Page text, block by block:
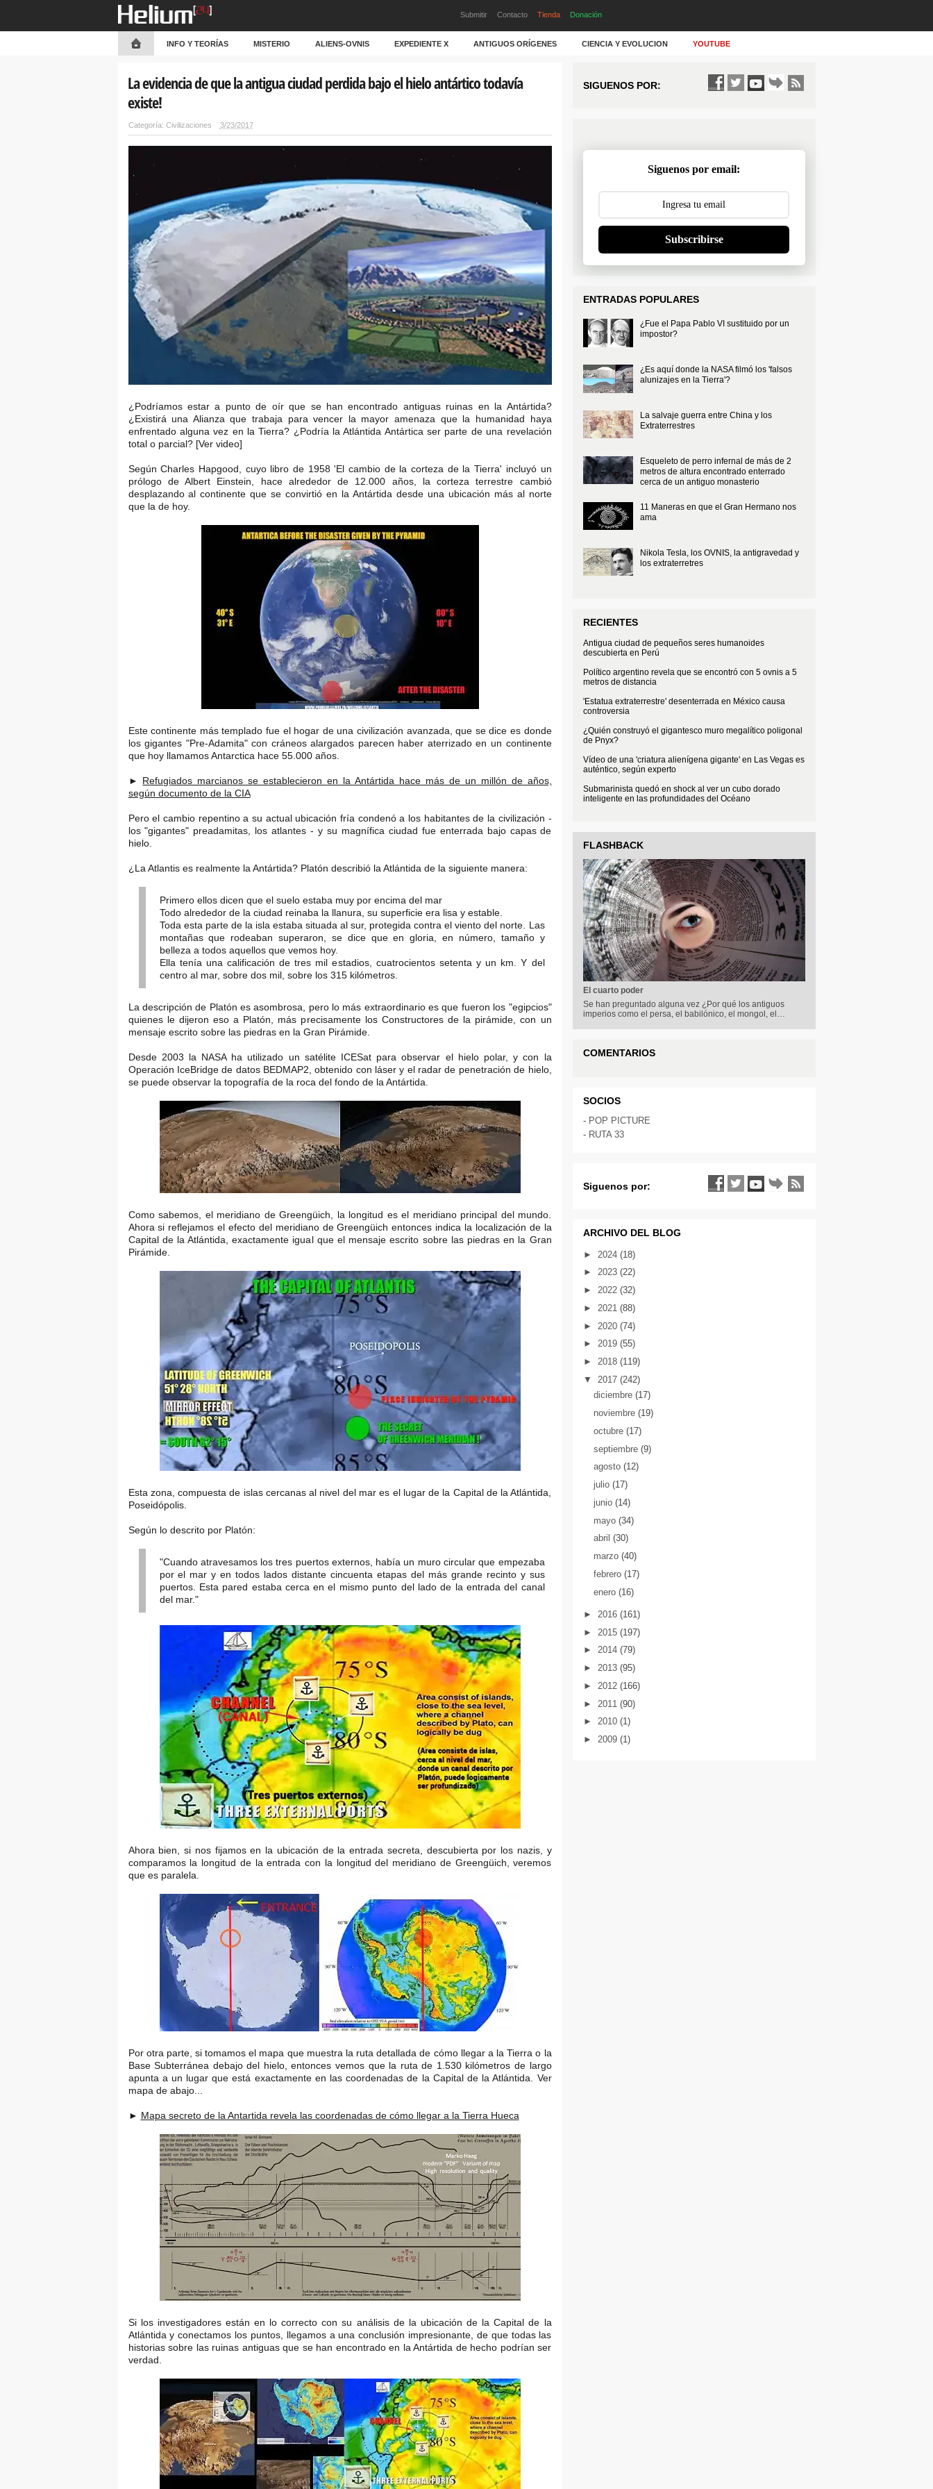
Submitir Contacto Tienda Donación
INFO Y TEORÍAS MISTERIO ALIENS-OVNIS EXPEDIENTE X ANTIGUOS ORÍGENES CIENCIA Y EVOLUCION YOUTUBE
La evidencia de que la antigua ciudad perdida bajo el hielo antártico todavía
existe!
Categoría: Civilizaciones 3/23/2017
¿Podríamos estar a punto de oír que se han encontrado antiguas ruinas en la Antártida?
¿Existirá una Alianza que trabaja para vencer la mayor amenaza que la humanidad haya
enfrentado alguna vez en la Tierra? ¿Podría la Atlántida Antártica ser parte de una revelación
total o parcial? [Ver video]
Según Charles Hapgood, cuyo libro de 1958 'El cambio de la corteza de la Tierra' incluyó un
prólogo de Albert Einstein, hace alrededor de 12.000 años, la corteza terrestre cambió
desplazando al continente que se convirtió en la Antártida desde una ubicación más al norte
que la de hoy.
Este continente más templado fue el hogar de una civilización avanzada, que se dice es donde
los gigantes "Pre-Adamita" con cráneos alargados parecen haber aterrizado en un continente
que hoy llamamos Antarctica hace 55.000 años.
► Refugiados marcianos se establecieron en la Antártida hace más de un millón de años,
según documento de la CIA
Pero el cambio repentino a su actual ubicación fría condenó a los habitantes de la civilización -
los "gigantes" preadamitas, los atlantes - y su magnífica ciudad fue enterrada bajo capas de
hielo.
¿La Atlantis es realmente la Antártida? Platón describió la Atlántida de la siguiente manera:
Primero ellos dicen que el suelo estaba muy por encima del mar
Todo alrededor de la ciudad reinaba la llanura, su superficie era lisa y estable.
Toda esta parte de la isla estaba situada al sur, protegida contra el viento del norte. Las
montañas que rodeaban superaron, se dice que en gloria, en número, tamaño y
belleza a todos aquellos que vemos hoy.
Ella tenía una calificación de tres mil estadios, cuatrocientos setenta y un km. Y del
centro al mar, sobre dos mil, sobre los 315 kilómetros.
La descripción de Platón es asombrosa, pero lo más extraordinario es que fueron los "egipcios"
quienes le dijeron eso a Platón, más precisamente los Constructores de la pirámide, con un
mensaje escrito sobre las piedras en la Gran Pirámide.
Desde 2003 la NASA ha utilizado un satélite ICESat para observar el hielo polar, y con la
Operación IceBridge de datos BEDMAP2, obtenido con láser y el radar de penetración de hielo,
se puede observar la topografía de la roca del fondo de la Antártida.
Como sabemos, el meridiano de Greengüich, la longitud es el meridiano principal del mundo.
Ahora si reflejamos el efecto del meridiano de Greengüich entonces indica la localización de la
Capital de la Atlántida, exactamente igual que el mensaje escrito sobre las piedras en la Gran
Pirámide.
Esta zona, compuesta de islas cercanas al nivel del mar es el lugar de la Capital de la Atlántida,
Poseidópolis.
Según lo descrito por Platón:
"Cuando atravesamos los tres puertos externos, había un muro circular que empezaba
por el mar y en todos lados distante cincuenta etapas del más grande recinto y sus
puertos. Esta pared estaba cerca en el mismo punto del lado de la entrada del canal
del mar."
Ahora bien, si nos fijamos en la ubicación de la entrada secreta, descubierta por los nazis, y
comparamos la longitud de la entrada con la longitud del meridiano de Greengüich, veremos
que es paralela.
Por otra parte, si tomamos el mapa que muestra la ruta detallada de cómo llegar a la Tierra o la
Base Subterránea debajo del hielo, entonces vemos que la ruta de 1.530 kilómetros de largo
apunta a un lugar que está exactamente en las coordenadas de la Capital de la Atlántida. Ver
mapa de abajo...
► Mapa secreto de la Antartida revela las coordenadas de cómo llegar a la Tierra Hueca
Si los investigadores están en lo correcto con su análisis de la ubicación de la Capital de la
Atlántida y conectamos los puntos, llegamos a una conclusión impresionante, de que todas las
historias sobre las ruinas antiguas que se han encontrado en la Antártida de hecho podrían ser
verdad.
SIGUENOS POR:
Siguenos por email:
Subscribirse
ENTRADAS POPULARES
¿Fue el Papa Pablo VI sustituido por un
impostor?
¿Es aquí donde la NASA filmó los 'falsos
alunizajes en la Tierra'?
La salvaje guerra entre China y los
Extraterrestres
Esqueleto de perro infernal de más de 2
metros de altura encontrado enterrado
cerca de un antiguo monasterio
11 Maneras en que el Gran Hermano nos
ama
Nikola Tesla, los OVNIS, la antigravedad y
los extraterretres
RECIENTES
Antigua ciudad de pequeños seres humanoides
descubierta en Perú
Político argentino revela que se encontró con 5 ovnis a 5
metros de distancia
'Estatua extraterrestre' desenterrada en México causa
controversia
¿Quién construyó el gigantesco muro megalítico poligonal
de Pnyx?
Vídeo de una 'criatura alienígena gigante' en Las Vegas es
auténtico, según experto
Submarinista quedó en shock al ver un cubo dorado
inteligente en las profundidades del Océano
FLASHBACK
El cuarto poder
Se han preguntado alguna vez ¿Por qué los antiguos
imperios como el persa, el babilónico, el mongol, el…
COMENTARIOS
SOCIOS
- POP PICTURE
- RUTA 33
Siguenos por:
ARCHIVO DEL BLOG
► 2024 (18)
► 2023 (22)
► 2022 (32)
► 2021 (88)
► 2020 (74)
► 2019 (55)
► 2018 (119)
▼ 2017 (242)
diciembre(17)
noviembre(19)
octubre(17)
septiembre(9)
agosto(12)
julio(17)
junio(14)
mayo(34)
abril(30)
marzo(40)
febrero(17)
enero(16)
► 2016 (161)
► 2015 (197)
► 2014 (79)
► 2013 (95)
► 2012 (166)
► 2011 (90)
► 2010 (1)
► 2009 (1)